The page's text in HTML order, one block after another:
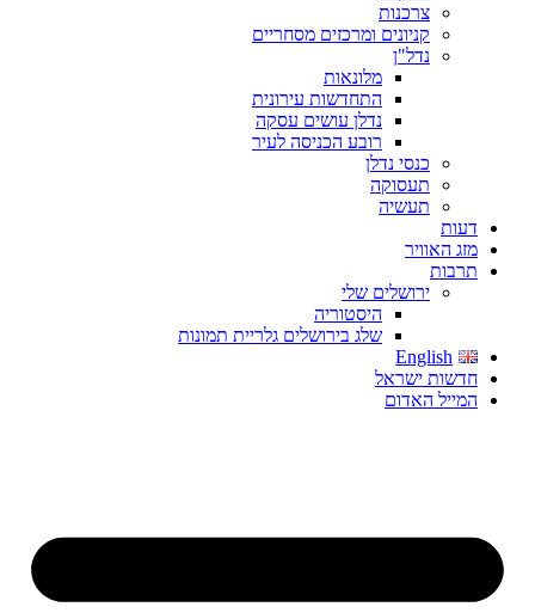
צרכנות
קניונים ומרכזים מסחריים
נדל"ן
מלונאות
התחדשות עירונית
נדלן עושים עסקה
רובע הכניסה לעיר
כנסי נדלן
תעסוקה
תעשיה
דעות
מזג האוויר
תרבות
ירושלים שלי
היסטוריה
שלג בירושלים גלריית תמונות
English
חדשות ישראל
המייל האדום